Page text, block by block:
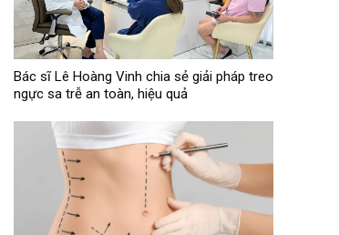
Bác sĩ Lê Hoàng Vinh chia sẻ giải pháp treo
ngực sa trễ an toàn, hiệu quả